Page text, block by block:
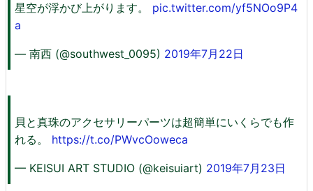
星空が浮かび上がります。 pic.twitter.com/yf5NOo9P4
a
— 南西 (@southwest_0095) 2019年7月22日
貝と真珠のアクセサリーパーツは超簡単にいくらでも作
れる。 https://t.co/PWvcOoweca
— KEISUI ART STUDIO (@keisuiart) 2019年7月23日